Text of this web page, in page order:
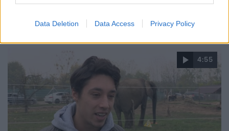
Data Deletion Data Access Privacy Policy
vagy nyalogatja. Mivel a kutya egyre jobban van, néha
4:55